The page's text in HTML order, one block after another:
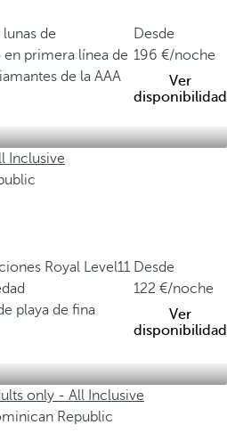
lunas de
primera línea de
de la AAA
Desde
196
/noche
Ver
disponibilidad
Inclusive
Royal Level11
playa de fina
Desde
122
/noche
Ver
disponibilidad
only - All Inclusive
Republic